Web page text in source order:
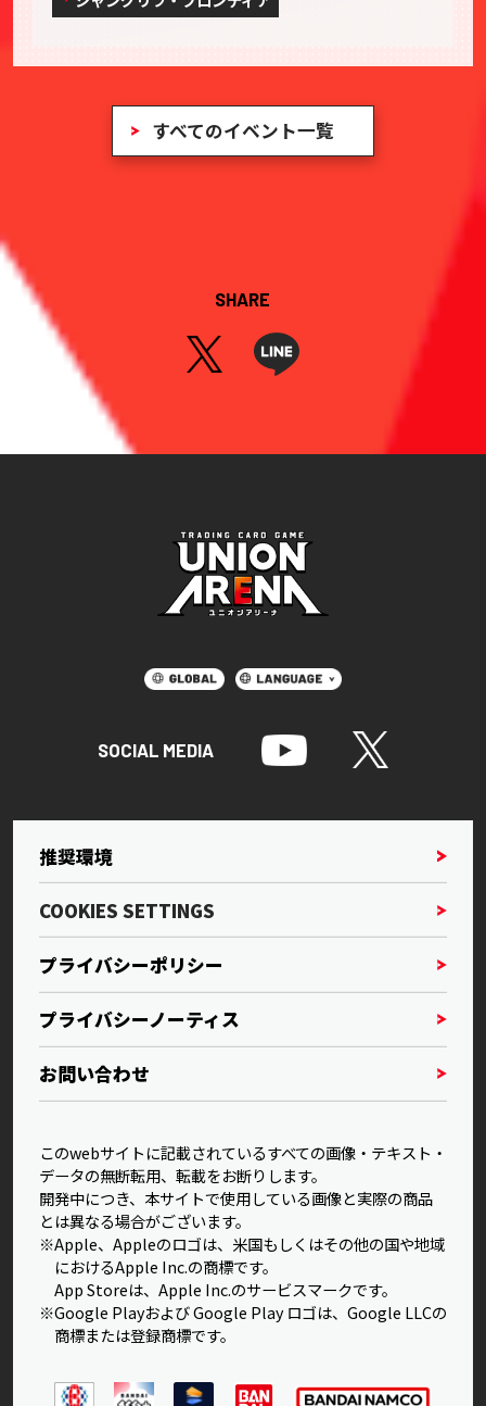
すべてのイベント一覧
SHARE
SOCIAL MEDIA
推奨環境
COOKIES SETTINGS
プライバシーポリシー
プライバシーノーティス
お問い合わせ
このwebサイトに記載されているすべての画像・テキスト・
データの無断転用、転載をお断りします。
開発中につき、本サイトで使用している画像と実際の商品
とは異なる場合がございます。
※Apple、Appleのロゴは、米国もしくはその他の国や地域
におけるApple Inc.の商標です。
App Storeは、Apple Inc.のサービスマークです。
※Google Playおよび Google Play ロゴは、Google LLCの
商標または登録商標です。